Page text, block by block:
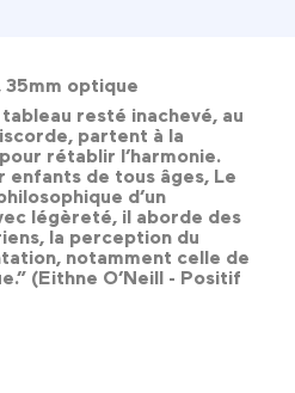
35mm optique
resté inachevé, au
partent à la
rétablir l’harmonie.
enfants de tous âges, Le
d’un
légèreté, il aborde des
la perception du
notamment celle de
(Eithne O’Neill - Positif